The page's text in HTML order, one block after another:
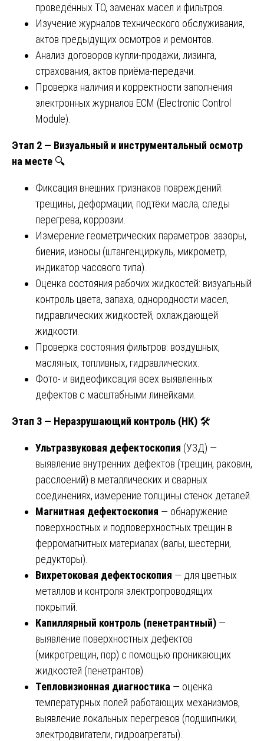
проведённых ТО, заменах масел и фильтров.
Изучение журналов технического обслуживания,
актов предыдущих осмотров и ремонтов.
Анализ договоров купли-продажи, лизинга,
страхования, актов приёма-передачи.
Проверка наличия и корректности заполнения
электронных журналов ECM (Electronic Control
Module).
Этап 2 — Визуальный и инструментальный осмотр
на месте 🔍
Фиксация внешних признаков повреждений:
трещины, деформации, подтёки масла, следы
перегрева, коррозии.
Измерение геометрических параметров: зазоры,
биения, износы (штангенциркуль, микрометр,
индикатор часового типа).
Оценка состояния рабочих жидкостей: визуальный
контроль цвета, запаха, однородности масел,
гидравлических жидкостей, охлаждающей
жидкости.
Проверка состояния фильтров: воздушных,
масляных, топливных, гидравлических.
Фото- и видеофиксация всех выявленных
дефектов с масштабными линейками.
Этап 3 — Неразрушающий контроль (НК) 🛠️
Ультразвуковая дефектоскопия (УЗД) —
выявление внутренних дефектов (трещин, раковин,
расслоений) в металлических и сварных
соединениях, измерение толщины стенок деталей.
Магнитная дефектоскопия — обнаружение
поверхностных и подповерхностных трещин в
ферромагнитных материалах (валы, шестерни,
редукторы).
Вихретоковая дефектоскопия — для цветных
металлов и контроля электропроводящих
покрытий.
Капиллярный контроль (пенетрантный) —
выявление поверхностных дефектов
(микротрещин, пор) с помощью проникающих
жидкостей (пенетрантов).
Тепловизионная диагностика — оценка
температурных полей работающих механизмов,
выявление локальных перегревов (подшипники,
электродвигатели, гидроагрегаты).